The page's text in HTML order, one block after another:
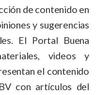
de contenido en
y sugerencias
El Portal Buena
videos y
el contenido
con artículos del